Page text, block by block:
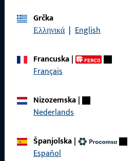
Grčka
Ελληνικά | English
Francuska|
Français
Nizozemska|
Nederlands
Španjolska|
Español
Brzi pristup
Proizvodi
Katalog